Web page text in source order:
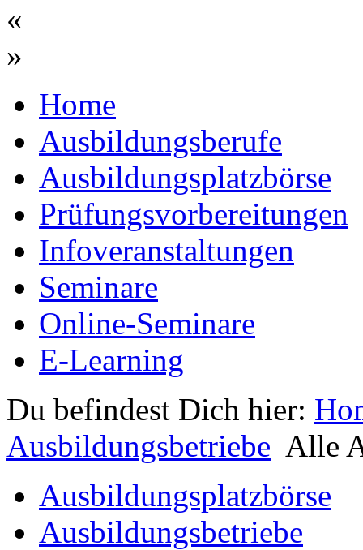
«
»
Home
Ausbildungsberufe
Ausbildungsplatzbörse
Prüfungsvorbereitungen
Infoveranstaltungen
Seminare
Online-Seminare
E-Learning
Du befindest Dich hier:
Ausbildungsbetriebe Alle
Ausbildungsplatzbörse
Ausbildungsbetriebe